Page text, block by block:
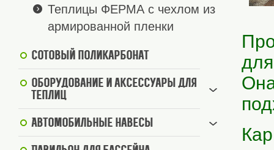
Теплицы ФЕРМА с чехлом из
армированной пленки
Сотовый поликарбонат
Оборудование и аксессуары для
теплиц
Автомобильные навесы